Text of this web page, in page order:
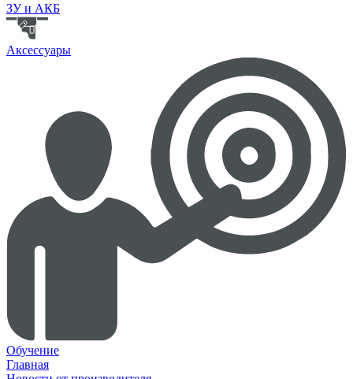
ЗУ и АКБ
Аксессуары
Обучение
Главная